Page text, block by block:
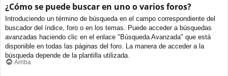
¿Cómo se puede buscar en uno o varios foros?
Introduciendo un término de búsqueda en el campo correspondiente del
buscador del índice, foro o en los temas. Puede acceder a búsquedas
avanzadas haciendo clic en el enlace "Búsqueda Avanzada" que está
disponible en todas las páginas del foro. La manera de acceder a la
búsqueda depende de la plantilla utilizada.
Arriba